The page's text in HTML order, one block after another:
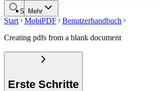
Mehr
Suche
Start MobiPDF
Benutzerhandbuch
Creating pdfs from a blank document
Erste Schritte